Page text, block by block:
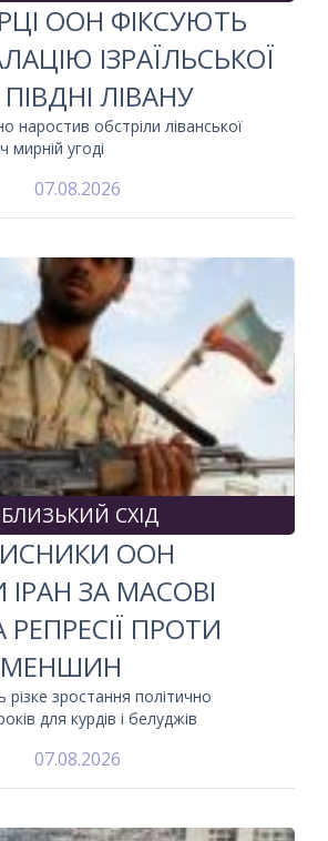
ООН ФІКСУЮТЬ
ІЗРАЇЛЬСЬКОЇ
ПІВДНІ ЛІВАНУ
наростив обстріли ліванської
мирній угоді
07.08.2026
БЛИЗЬКИЙ СХІД
ООН
ЗА МАСОВІ
ПРОТИ
МЕНШИН
різке зростання політично
для курдів і белуджів
07.08.2026